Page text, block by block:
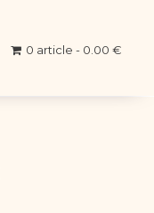
0 article - 0.00 €